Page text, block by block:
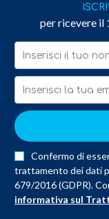
per ricevere il
Confermo di
trattamento dei dati
679/2016 (GDPR).
informativa sul